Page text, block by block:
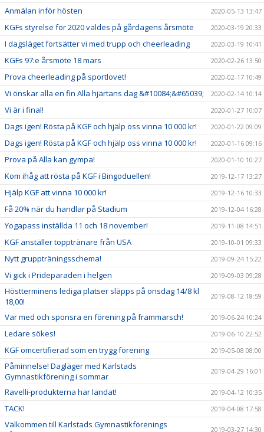
Anmälan inför hösten 2020-05-13 13:47
KGFs styrelse för 2020 valdes på gårdagens årsmöte 2020-03-19 20:33
I dagsläget fortsätter vi med trupp och cheerleading 2020-03-19 10:41
KGFs 97:e årsmöte 18 mars 2020-02-26 13:50
Prova cheerleading på sportlovet! 2020-02-17 10:49
Vi önskar alla en fin Alla hjärtans dag &#10084;&#65039; 2020-02-14 10:14
Vi är i final! 2020-01-27 10:07
Dags igen! Rösta på KGF och hjälp oss vinna 10 000 kr! 2020-01-22 09:09
Dags igen! Rösta på KGF och hjälp oss vinna 10 000 kr! 2020-01-16 09:16
Prova på Alla kan gympa! 2020-01-10 10:27
Kom ihåg att rösta på KGF i Bingoduellen! 2019-12-17 13:27
Hjälp KGF att vinna 10 000 kr! 2019-12-16 10:33
Få 20% när du handlar på Stadium 2019-12-04 16:28
Yogapass inställda 11 och 18 november! 2019-11-08 14:51
KGF anställer topptränare från USA 2019-10-01 09:33
Nytt gruppträningsschema! 2019-09-24 15:22
Vi gick i Prideparaden i helgen 2019-09-03 09:28
Höstterminens lediga platser släpps på onsdag 14/8 kl
18,00!
2019-08-12 18:59
Var med och sponsra en förening på frammarsch! 2019-06-24 10:24
Ledare sökes! 2019-06-10 22:52
KGF omcertifierad som en trygg förening 2019-05-08 08:00
Påminnelse! Dagläger med Karlstads
Gymnastikförening i sommar
2019-04-29 16:01
Ravelli-produkterna har landat! 2019-04-12 10:35
TACK! 2019-04-08 17:58
Välkommen till Karlstads Gymnastikförenings
2019-03-27 14:30